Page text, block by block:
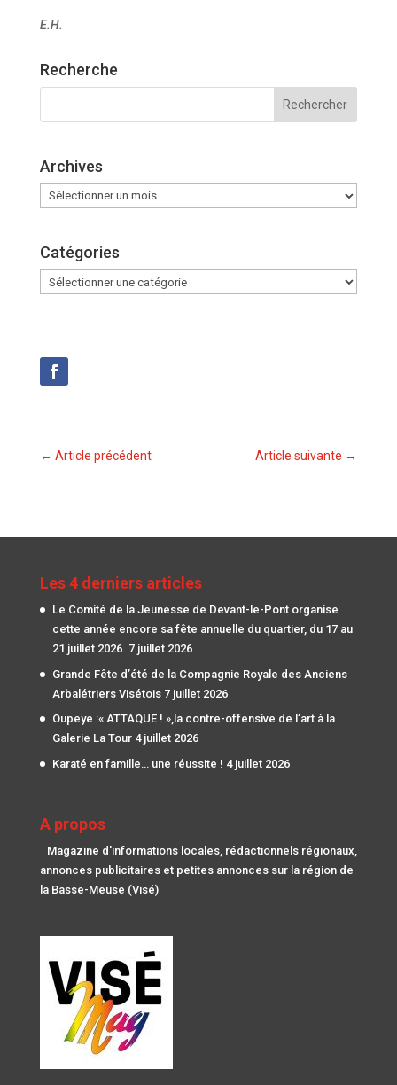
E.H.
Recherche
Archives
Archives
Catégories
Catégories
← Article précédent Article suivante →
Les 4 derniers articles
Le Comité de la Jeunesse de Devant-le-Pont organise
cette année encore sa fête annuelle du quartier, du 17 au
21 juillet 2026. 7 juillet 2026
Grande Fête d’été de la Compagnie Royale des Anciens
Arbalétriers Visétois 7 juillet 2026
Oupeye :« ATTAQUE ! »,la contre-offensive de l’art à la
Galerie La Tour 4 juillet 2026
Karaté en famille… une réussite ! 4 juillet 2026
A propos
Magazine d'informations locales, rédactionnels régionaux,
annonces publicitaires et petites annonces sur la région de
la Basse-Meuse (Visé)